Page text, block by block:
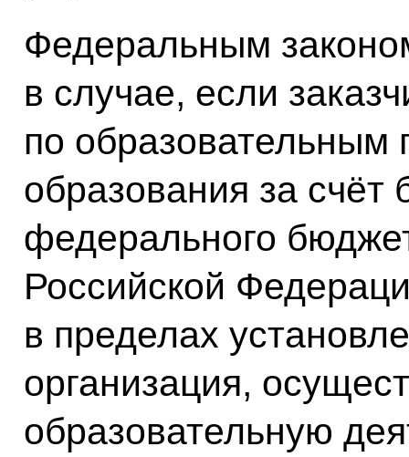
Федеральным
в случае, если
по
образования за
федерального
Российской
в пределах
организация,
образовательную